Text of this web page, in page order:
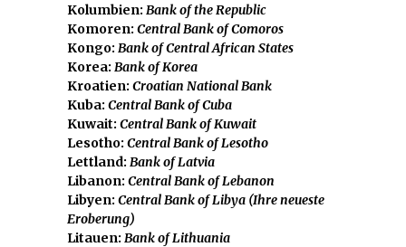
Kolumbien: Bank of the Republic
Komoren: Central Bank of Comoros
Kongo: Bank of Central African States
Korea: Bank of Korea
Kroatien: Croatian National Bank
Kuba: Central Bank of Cuba
Kuwait: Central Bank of Kuwait
Lesotho: Central Bank of Lesotho
Lettland: Bank of Latvia
Libanon: Central Bank of Lebanon
Libyen: Central Bank of Libya (Ihre neueste
Eroberung)
Litauen: Bank of Lithuania